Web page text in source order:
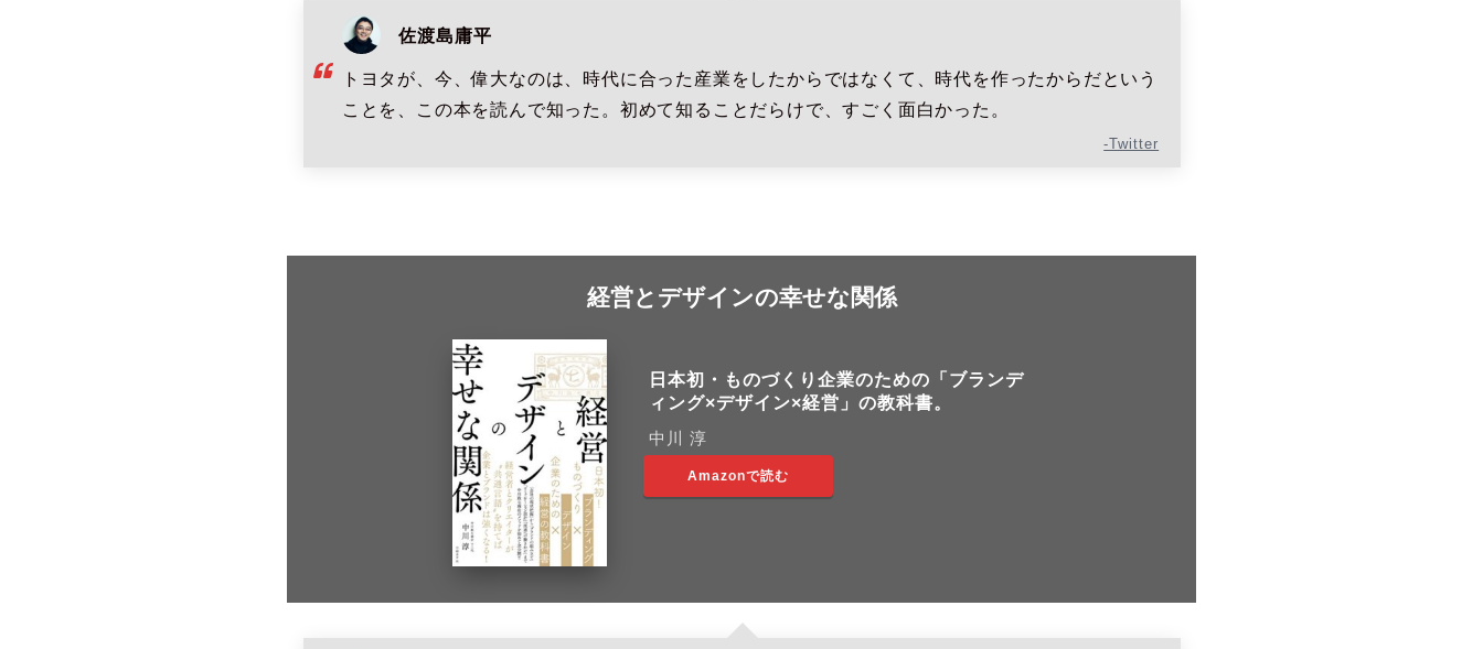
佐渡島庸平
トヨタが、今、偉大なのは、時代に合った産業をしたからではなくて、時代を作ったからだという
ことを、この本を読んで知った。初めて知ることだらけで、すごく面白かった。
-Twitter
経営とデザインの幸せな関係
日本初・ものづくり企業のための「ブランデ
ィング×デザイン×経営」の教科書。
中川 淳
Amazonで読む